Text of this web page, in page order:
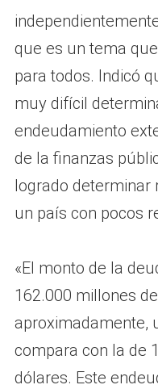
que es un tema
para todos. Indicó
muy difícil
endeudamiento
de la finanzas
logrado determinar
un país con pocos
«El monto de la
162.000 millones
aproximadamente,
compara con la de
dólares. Este